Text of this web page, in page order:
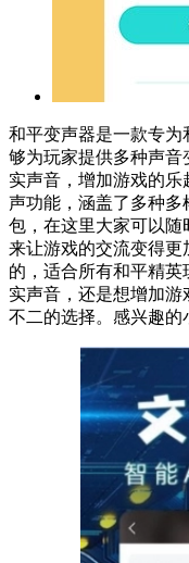
和平变声器是一款专
够为玩家提供多种声
实声音，增加游戏的
声功能，涵盖了多种
包，在这里大家可以
来让游戏的交流变得
的，适合所有和平精
实声音，还是想增加
不二的选择。感兴趣的